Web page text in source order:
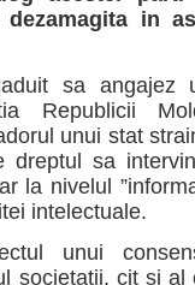
in
sa angajez
Republicii
unui stat
dreptul sa
la nivelul
intelectuale.
unui
societatii, cit si al